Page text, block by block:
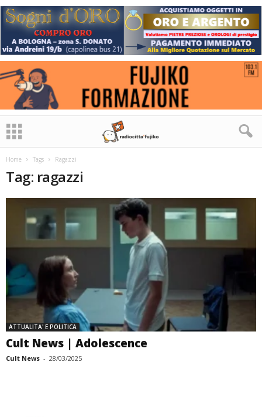
Home Tags Ragazzi
Tag: ragazzi
ATTUALITA' E POLITICA
Cult News | Adolescence
Cult News - 28/03/2025